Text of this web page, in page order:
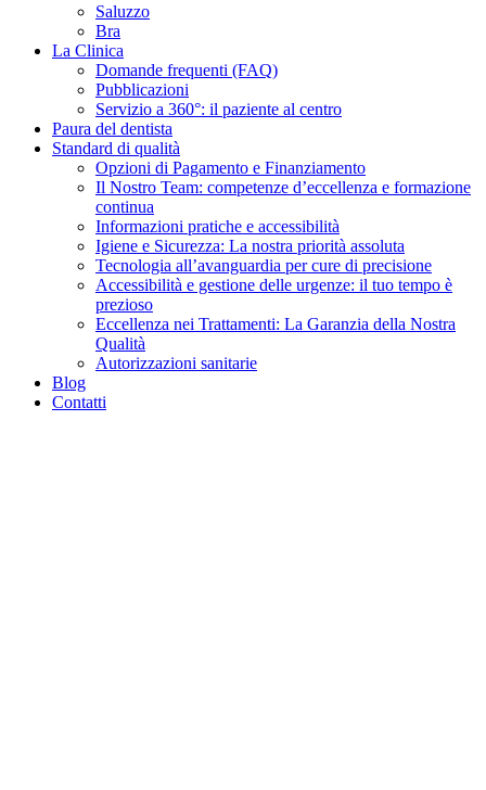
Saluzzo
Bra
La Clinica
Domande frequenti (FAQ)
Pubblicazioni
Servizio a 360°: il paziente al centro
Paura del dentista
Standard di qualità
Opzioni di Pagamento e Finanziamento
Il Nostro Team: competenze d’eccellenza e formazione
continua
Informazioni pratiche e accessibilità
Igiene e Sicurezza: La nostra priorità assoluta
Tecnologia all’avanguardia per cure di precisione
Accessibilità e gestione delle urgenze: il tuo tempo è
prezioso
Eccellenza nei Trattamenti: La Garanzia della Nostra
Qualità
Autorizzazioni sanitarie
Blog
Contatti